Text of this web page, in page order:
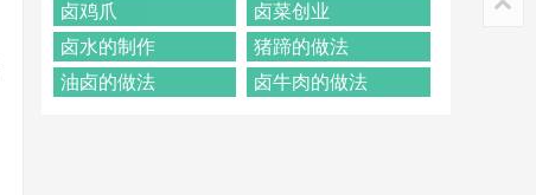
卤鸡爪
卤菜创业
卤水的制作
猪蹄的做法
油卤的做法
卤牛肉的做法